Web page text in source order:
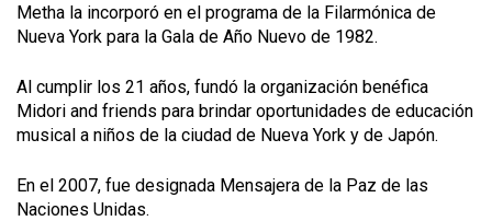
Metha la incorporó en el programa de la Filarmónica de
Nueva York para la Gala de Año Nuevo de 1982.
Al cumplir los 21 años, fundó la organización benéfica
Midori and friends para brindar oportunidades de educación
musical a niños de la ciudad de Nueva York y de Japón.
En el 2007, fue designada Mensajera de la Paz de las
Naciones Unidas.